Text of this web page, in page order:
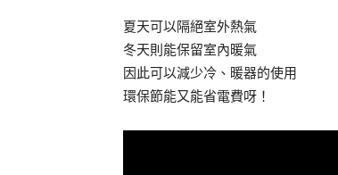
夏天可以隔絕室外熱氣
冬天則能保留室內暖氣
因此可以減少冷、暖器的使用
環保節能又能省電費呀！